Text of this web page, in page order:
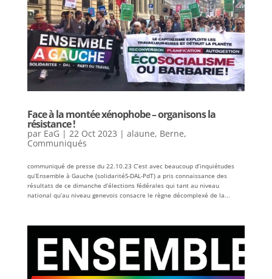
Face à la montée xénophobe – organisons la
résistance !
par EaG | 22 Oct 2023 | alaune, Berne,
Communiqués
communiqué de presse du 22.10.23 C’est avec beaucoup d’inquiétudes
qu’Ensemble à Gauche (solidaritéS-DAL-PdT) a pris connaissance des
résultats de ce dimanche d’élections fédérales qui tant au niveau
national qu’au niveau genevois consacre le règne décomplexé de la...